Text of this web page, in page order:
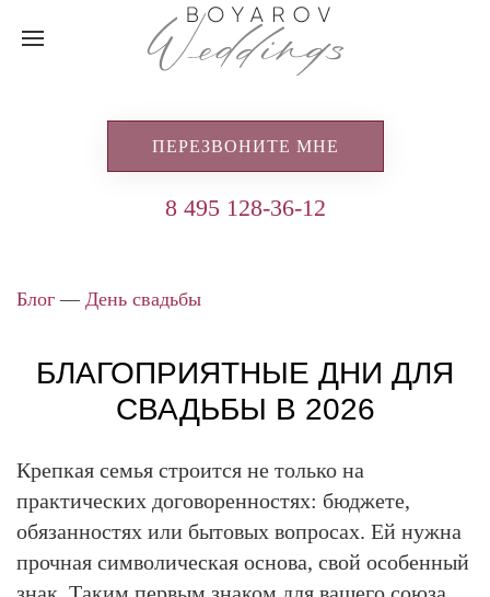
ПЕРЕЗВОНИТЕ МНЕ
8 495 128-36-12
Блог — День свадьбы
БЛАГОПРИЯТНЫЕ ДНИ ДЛЯ
СВАДЬБЫ В 2026
Крепкая семья строится не только на
практических договоренностях: бюджете,
обязанностях или бытовых вопросах. Ей нужна
прочная символическая основа, свой особенный